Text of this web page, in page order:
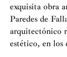
exquisita obra
Paredes de
arquitectónico
estético, en los